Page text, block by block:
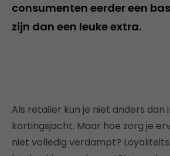
consumenten eerder een
zijn dan een leuke extra.
Als retailer kun je niet anders dan
kortingsjacht. Maar hoe zorg je
niet volledig verdampt?